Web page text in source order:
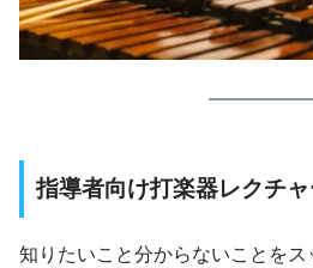
指導者向け打楽器レクチャ
知りたいこと分からないことを